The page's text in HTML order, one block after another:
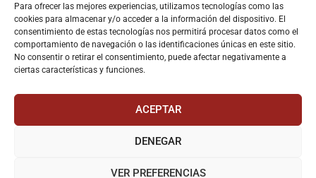
Para ofrecer las mejores experiencias, utilizamos tecnologías como las
cookies para almacenar y/o acceder a la información del dispositivo. El
consentimiento de estas tecnologías nos permitirá procesar datos como el
comportamiento de navegación o las identificaciones únicas en este sitio.
No consentir o retirar el consentimiento, puede afectar negativamente a
ciertas características y funciones.
ACEPTAR
DENEGAR
VER PREFERENCIAS
Reproductor
de
vídeo